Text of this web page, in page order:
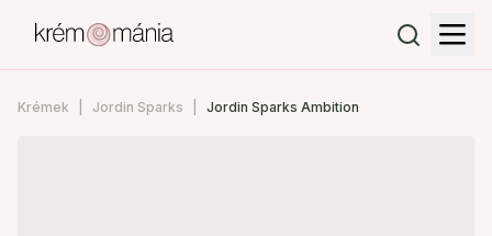
Krémek Jordin Sparks Jordin Sparks Ambition